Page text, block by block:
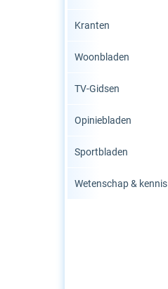
Kranten
Woonbladen
TV-Gidsen
Opiniebladen
Sportbladen
Wetenschap & kennis